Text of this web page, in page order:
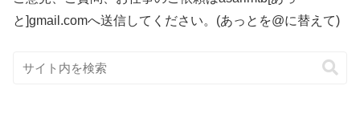
と]gmail.comへ送信してください。(あっとを@に替えて)